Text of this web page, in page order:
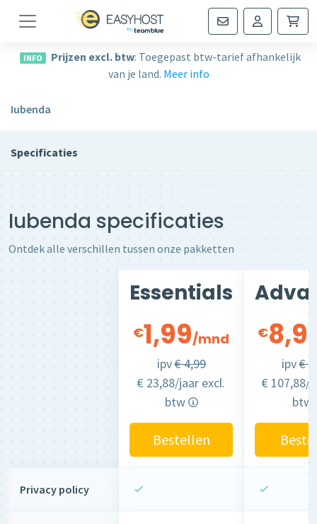
Navigatie
INFO Prijzen excl. btw: Toegepast btw-tarief afhankelijk
van je land. Meer info
Iubenda
Specificaties
Iubenda specificaties
Ontdek alle verschillen tussen onze pakketten
Essentials
€1,99/mnd
ipv€ 4,99
€ 23,88/jaar excl.
btw
Bestellen
€
ipv€
€ 107,88/
btw
Privacy policy